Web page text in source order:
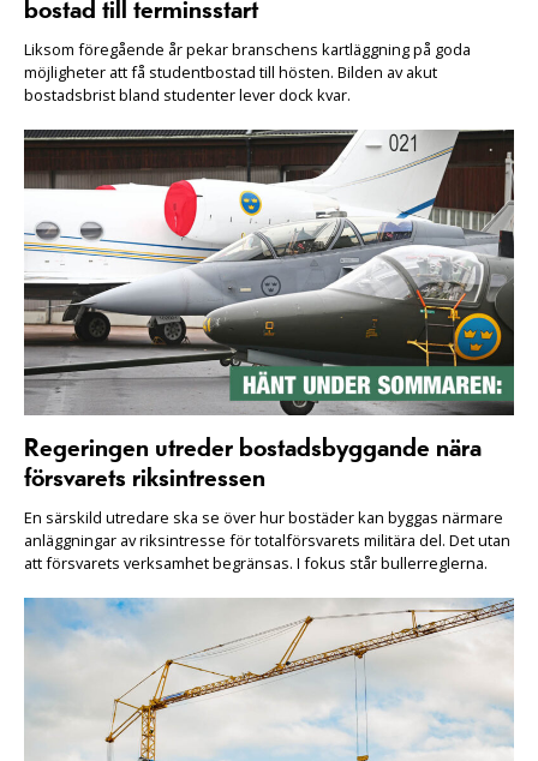
bostad till terminsstart
Liksom föregående år pekar branschens kartläggning på goda
möjligheter att få studentbostad till hösten. Bilden av akut
bostadsbrist bland studenter lever dock kvar.
Regeringen utreder bostadsbyggande nära
försvarets riksintressen
En särskild utredare ska se över hur bostäder kan byggas närmare
anläggningar av riksintresse för totalförsvarets militära del. Det utan
att försvarets verksamhet begränsas. I fokus står bullerreglerna.